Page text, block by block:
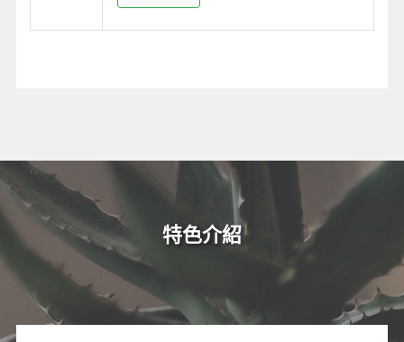
特色介紹